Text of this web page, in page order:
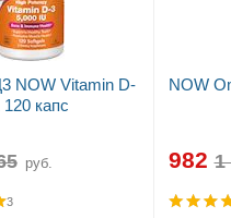
NOW Vitamin D-
капс
руб.
3
NOW
982